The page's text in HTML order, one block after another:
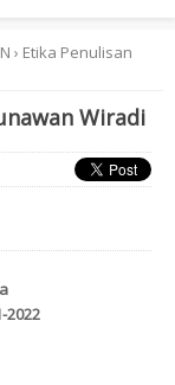
› Etika Penulisan
Wiradi
2022